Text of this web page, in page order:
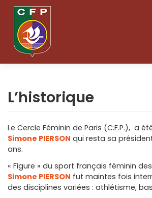
content
L’historique
Le Cercle Féminin de Paris (C.F.P.), a
Simone PIERSON qui resta sa
ans.
« Figure » du sport français féminin
Simone PIERSON fut maintes fois
des disciplines variées : athlétisme,